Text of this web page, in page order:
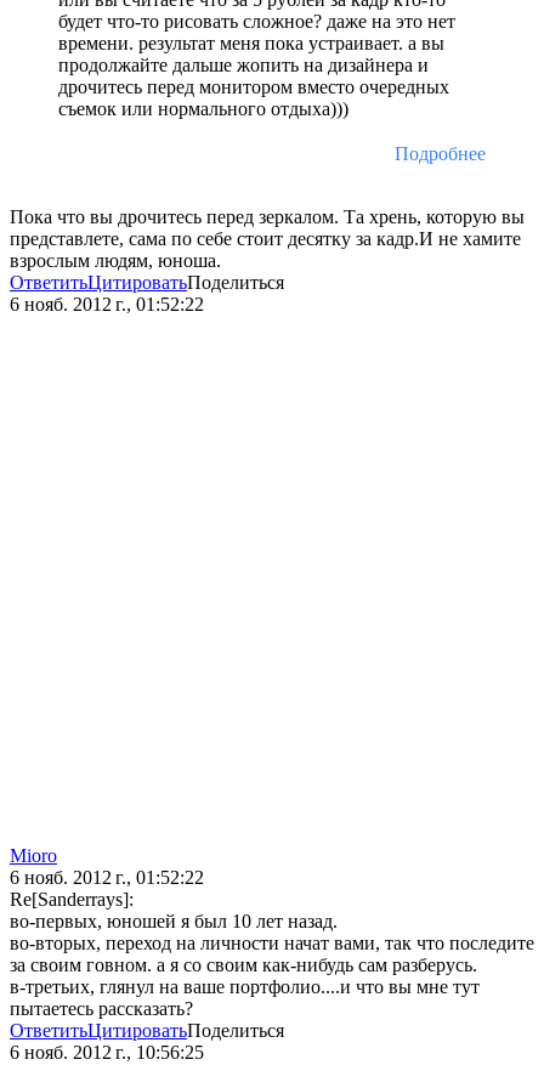
будет что-то рисовать сложное? даже на это нет
времени. результат меня пока устраивает. а вы
продолжайте дальше жопить на дизайнера и
дрочитесь перед монитором вместо очередных
съемок или нормального отдыха)))
Подробнее
Пока что вы дрочитесь перед зеркалом. Та хрень, которую вы
представлете, сама по себе стоит десятку за кадр.И не хамите
взрослым людям, юноша.
ОтветитьЦитироватьПоделиться
6 нояб. 2012 г., 01:52:22
Mioro
6 нояб. 2012 г., 01:52:22
Re[Sanderrays]:
во-первых, юношей я был 10 лет назад.
во-вторых, переход на личности начат вами, так что последите
за своим говном. а я со своим как-нибудь сам разберусь.
в-третьих, глянул на ваше портфолио....и что вы мне тут
пытаетесь рассказать?
ОтветитьЦитироватьПоделиться
6 нояб. 2012 г., 10:56:25